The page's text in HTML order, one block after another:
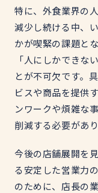
特に、外食業界の
減少し続ける中、
かが喫緊の課題と
「人にしかできな
とが不可欠です。
ビスや商品を提供
ンワークや煩雑な
削減する必要があり
今後の店舗展開を
る安定した営業力
のために、店長の